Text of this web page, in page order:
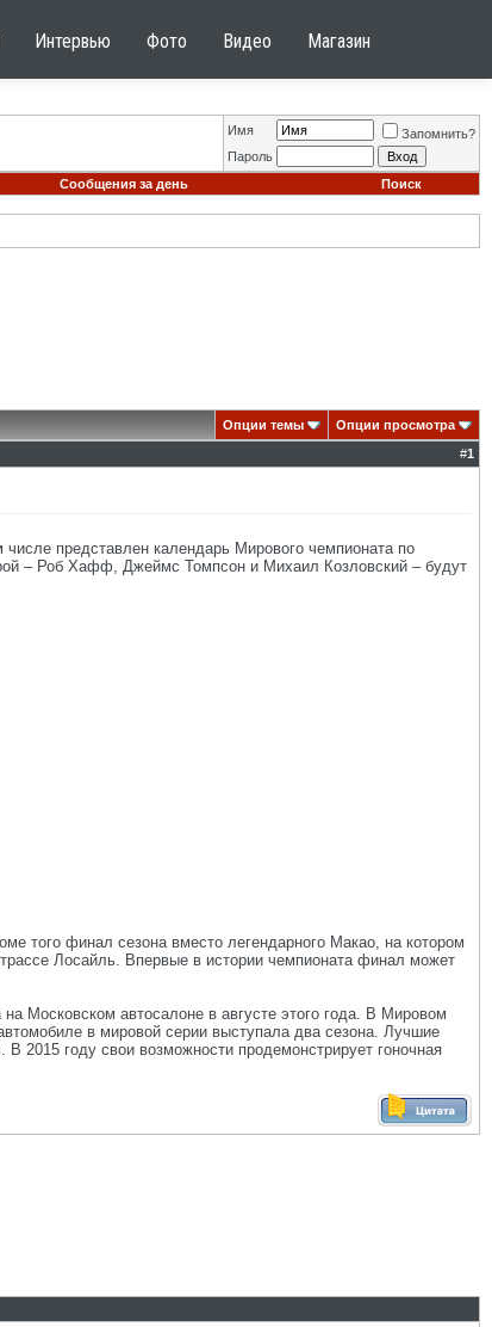
Интервью Фото Видео Магазин
Имя
Запомнить?
Пароль
Сообщения за день Поиск
Опции темы
Опции просмотра
#1
представлен календарь Мирового чемпионата по
– Роб Хафф, Джеймс Томпсон и Михаил Козловский – будут
того финал сезона вместо легендарного Макао, на котором
Лосайль. Впервые в истории чемпионата финал может
Московском автосалоне в августе этого года. В Мировом
в мировой серии выступала два сезона. Лучшие
2015 году свои возможности продемонстрирует гоночная